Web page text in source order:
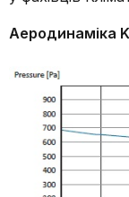
Аеродинаміка